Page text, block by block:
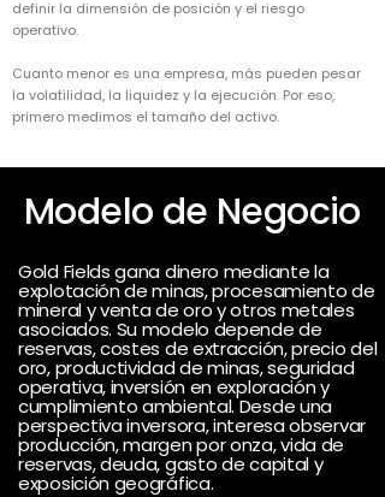
definir la dimensión de posición y el riesgo
operativo.
Cuanto menor es una empresa, más pueden pesar
la volatilidad, la liquidez y la ejecución. Por eso,
primero medimos el tamaño del activo.
Modelo de Negocio
Gold Fields gana dinero mediante la
explotación de minas, procesamiento de
mineral y venta de oro y otros metales
asociados. Su modelo depende de
reservas, costes de extracción, precio del
oro, productividad de minas, seguridad
operativa, inversión en exploración y
cumplimiento ambiental. Desde una
perspectiva inversora, interesa observar
producción, margen por onza, vida de
reservas, deuda, gasto de capital y
exposición geográfica.